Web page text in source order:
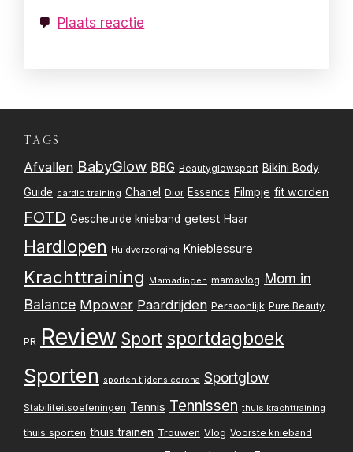
Plaats reactie
TAGS
Afvallen BabyGlow BBG Beautyglowsport Bikini Body
Guide cardio training Chanel Dior Essence Filmpje fit worden
FOTD Gescheurde knieband getest Haar
Hardlopen Huidverzorging Knieblessure
Krachttraining Mamadingen mamavlog Mom in
Balance Mpower Paardrijden Persoonlijk Pure Beauty
PR Review Sport sportdagboek
Sporten sporten tijdens corona Sportglow
Stabiliteitsoefeningen Tennis Tennissen thuis krachttraining
thuis sporten thuis trainen Trouwen Vlog Voorste knieband